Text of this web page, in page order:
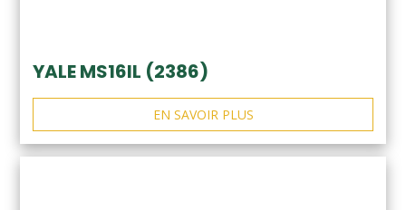
YALE MS16IL (2386)
EN SAVOIR PLUS